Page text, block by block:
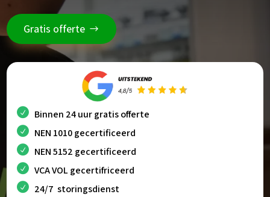
Gratis offerte
Binnen 24 uur gratis offerte
NEN 1010 gecertificeerd
NEN 5152 gecertificeerd
VCA VOL gecertifriceerd
24/7 storingsdienst